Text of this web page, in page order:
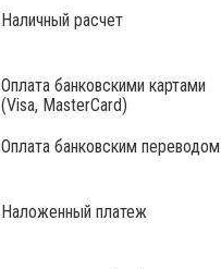
Наличный расчет
Оплата банковскими картами
(Visa, MasterCard)
Оплата банковским переводом
Наложенный платеж